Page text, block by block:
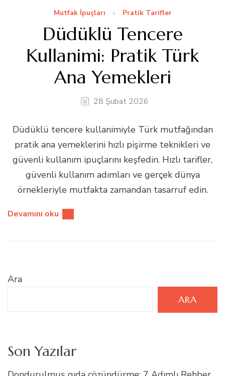
Mutfak İpuçları Pratik Tarifler
Düdüklü Tencere
Kullanimi: Pratik Türk
Ana Yemekleri
28 Şubat 2026
Düdüklü tencere kullanimiyle Türk mutfağından
pratik ana yemeklerini hızlı pişirme teknikleri ve
güvenli kullanım ipuçlarını keşfedin. Hızlı tarifler,
güvenli kullanım adımları ve gerçek dünya
örnekleriyle mutfakta zamandan tasarruf edin.
Devamını oku
Ara
ARA
Son Yazılar